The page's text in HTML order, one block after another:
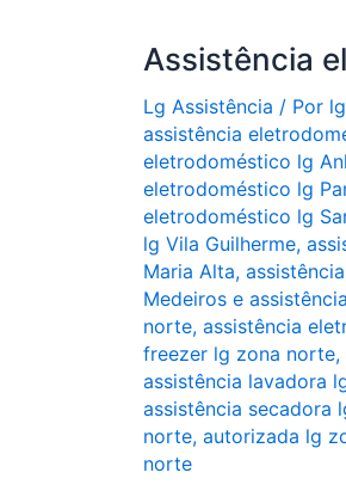
Assistência
Lg Assistência / Por
assistência
eletrodoméstico lg
eletrodoméstico lg
eletrodoméstico lg
lg Vila Guilherme,
Maria Alta,
Medeiros e
norte, assistência
freezer lg zona norte,
assistência lavadora
assistência secadora
norte, autorizada lg
norte